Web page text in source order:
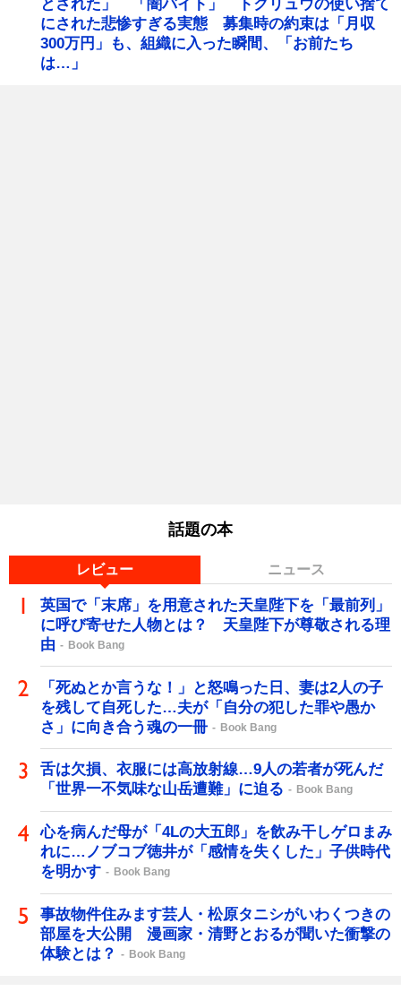
とされた」 「闇バイト」 トクリュウの使い捨て
にされた悲惨すぎる実態 募集時の約束は「月収
300万円」も、組織に入った瞬間、「お前たち
は…」
話題の本
レビュー ニュース
英国で「末席」を用意された天皇陛下を「最前列」
に呼び寄せた人物とは？ 天皇陛下が尊敬される理
由
Book Bang
「死ぬとか言うな！」と怒鳴った日、妻は2人の子
を残して自死した…夫が「自分の犯した罪や愚か
さ」に向き合う魂の一冊
Book Bang
舌は欠損、衣服には高放射線…9人の若者が死んだ
「世界一不気味な山岳遭難」に迫る
Book Bang
心を病んだ母が「4Lの大五郎」を飲み干しゲロまみ
れに…ノブコブ徳井が「感情を失くした」子供時代
を明かす
Book Bang
事故物件住みます芸人・松原タニシがいわくつきの
部屋を大公開 漫画家・清野とおるが聞いた衝撃の
体験とは？
Book Bang